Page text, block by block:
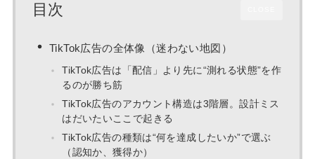
目次
TikTok広告の全体像（迷わない地図）
TikTok広告は「配信」より先に“測れる状態”を作
るのが勝ち筋
TikTok広告のアカウント構造は3階層。設計ミス
はだいたいここで起きる
TikTok広告の種類は“何を達成したいか”で選ぶ
（認知か、獲得か）